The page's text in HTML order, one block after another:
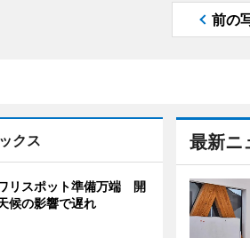
前の
最新ニ
クス
リスポット準備万端 開
候の影響で遅れ